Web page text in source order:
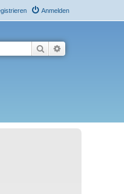
Anmelden
Suche